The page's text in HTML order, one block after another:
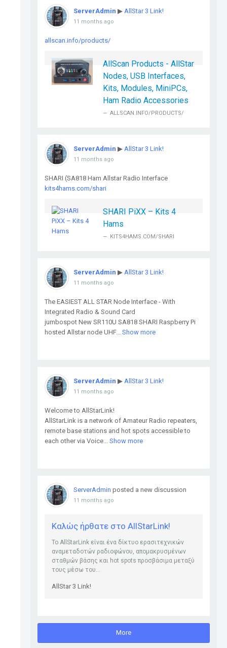
ServerAdmin ▶ AllStar 3 Link!
11 months ago
allscan.info/products/
AllScan Products - AllStar
Nodes, USB Interfaces,
Kits, Modules, MiniPCs,
Ham Radio Accessories
ALLSCAN.INFO/PRODUCTS/
ServerAdmin ▶ AllStar 3 Link!
11 months ago
SHARI (SA818 Ham Allstar Radio Interface
kits4hams.com/shari
SHARI PiXX – Kits 4
Hams
KITS4HAMS.COM/SHARI
ServerAdmin ▶ AllStar 3 Link!
11 months ago
The EASIEST ALL STAR Node Interface - With
Integrated Radio & Sound Card
jumbospot New SR110U SA818 SHARI Raspberry Pi
hosted Allstar node UHF...
Show more
ServerAdmin ▶ AllStar 3 Link!
11 months ago
Welcome to AllStarLink!
AllStarLink is a network of Amateur Radio repeaters,
remote base stations and hot spots accessible to
each other via Voice...
Show more
ServerAdmin posted a new discussion
11 months ago
Καλώς ήρθατε στο AllStarLink!
Το AllStarLink είναι ένα δίκτυο ερασιτεχνικών
αναμεταδοτών ραδιοφώνου, απομακρυσμένων
σταθμών βάσης και hot spots προσβάσιμα μεταξύ
τους μέσω του...
AllStar 3 Link!
More